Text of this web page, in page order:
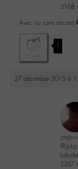
3168
Avec ou sans accent
1
27 décembre 2015 à
2367